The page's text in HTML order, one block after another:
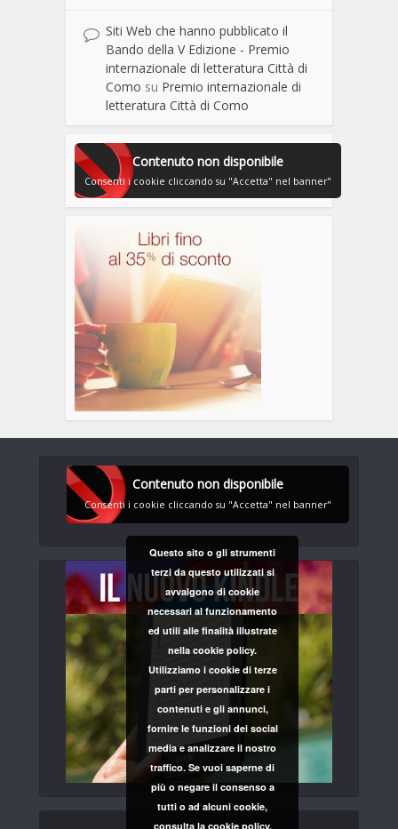
Siti Web che hanno pubblicato il
Bando della V Edizione - Premio
internazionale di letteratura Città di
Como su Premio internazionale di
letteratura Città di Como
Contenuto non disponibile
Consenti i cookie cliccando su "Accetta" nel banner"
Contenuto non disponibile
Consenti i cookie cliccando su "Accetta" nel banner"
Questo sito o gli strumenti
terzi da questo utilizzati si
avvalgono di cookie
necessari al funzionamento
ed utili alle finalità illustrate
nella cookie policy.
Utilizziamo i cookie di terze
parti per personalizzare i
contenuti e gli annunci,
fornire le funzioni dei social
media e analizzare il nostro
traffico. Se vuoi saperne di
più o negare il consenso a
tutti o ad alcuni cookie,
consulta la cookie policy.